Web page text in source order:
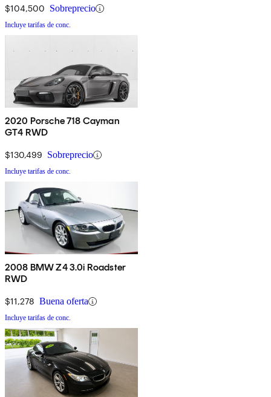
$104,500 Sobreprecio
Incluye tarifas de conc.
2020 Porsche 718 Cayman
GT4 RWD
$130,499 Sobreprecio
Incluye tarifas de conc.
2008 BMW Z4 3.0i Roadster
RWD
$11,278 Buena oferta
Incluye tarifas de conc.